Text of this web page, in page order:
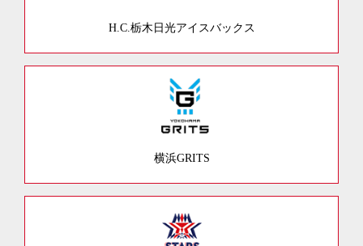
H.C.栃木日光アイスバックス
横浜GRITS